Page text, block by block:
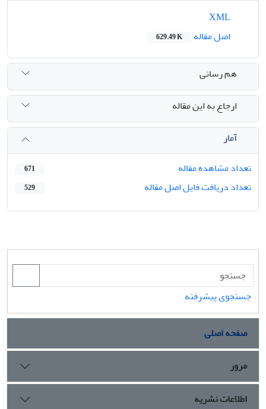
اصل مقاله
629.49 K
هم رسانی
ارجاع به این مقاله
آمار
تعداد مشاهده مقاله
671
تعداد دریافت فایل اصل مقاله 529
جستجوی پیشرفته
صفحه اصلی
مرور
اطلاعات نشریه